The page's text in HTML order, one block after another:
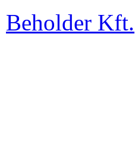
Beholder Kft.